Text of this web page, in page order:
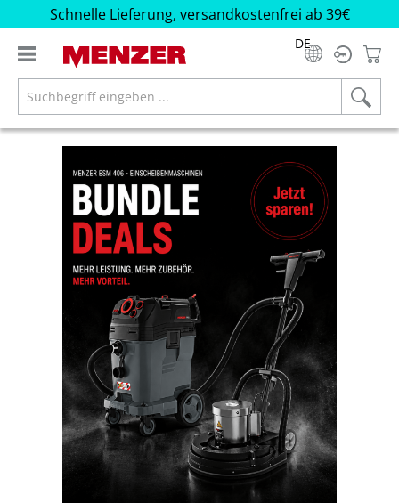
springen
Schnelle Lieferung, versandkostenfrei ab 39€
DE